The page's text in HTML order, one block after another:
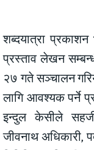
शब्दयात्रा
प्रस्ताव लेखन
२७ गते सञ्चालन
लागि आवश्यक पर्ने
इन्दुल केसीले
जीवनाथ अधिकारी,